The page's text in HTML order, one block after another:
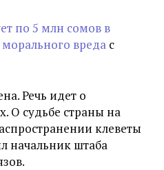
по 5 млн сомов в
вреда с
Речь идет о
О судьбе страны на
клеветы
начальник штаба